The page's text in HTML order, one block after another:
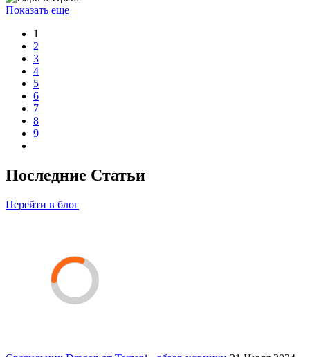
Показать еще
1
2
3
4
5
6
7
8
9
Последние Статьи
Перейти в блог